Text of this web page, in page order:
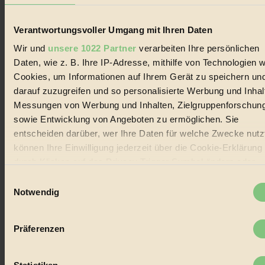
Verantwortungsvoller Umgang mit Ihren Daten
Wir und unsere 1022 Partner verarbeiten Ihre persönlichen
Daten, wie z. B. Ihre IP-Adresse, mithilfe von Technologien
Cookies, um Informationen auf Ihrem Gerät zu speichern
darauf zuzugreifen und so personalisierte Werbung und
Messungen von Werbung und Inhalten,
sowie Entwicklung von Angeboten zu ermöglichen. Sie
entscheiden darüber, wer Ihre Daten für welche Zwecke
können Ihre Einwilligung jederzeit über die Cookie-Erklärung
Informationen über Ihre geografische Lage erfassen,
welche bis auf einige Meter genau sein können
Notwendig
Präferenzen
Lebenswandel. Es ist eine moderne Plattform für Ideen, Menschen
Handels mit Bioprodukten, des Fair-Trade sowie der Branche
alternativer Energien.
Social Media
22.601 Fans auf Facebook
3.415 Follower auf Twitter
Folge uns auf Instagram
Themen